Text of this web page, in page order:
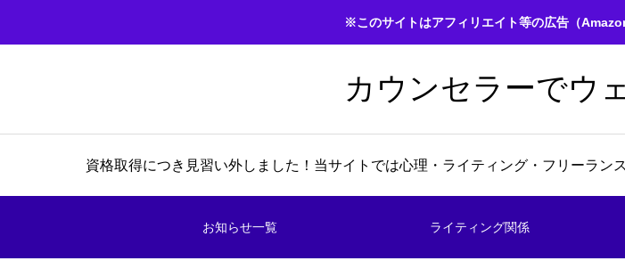
※このサイトはアフィリエイト等の広告（
カウンセラーでウ
資格取得につき見習い外しました！当サイトでは心理・ライティング・フリーラン
お知らせ一覧 ライティング関係